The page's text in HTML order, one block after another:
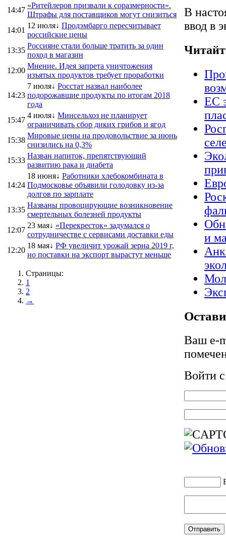
14:47
«Ритейлеров призвали к соразмерности».
Штрафы для поставщиков могут снизиться
14:01
12 июля↓ Продэмбарго пересчитывает
российские цены
13:35
Россияне стали больше тратить за один
поход в магазин
12:00
Мнение. Идея запрета уничтожения
изъятых продуктов требует проработки
14:23
7 июля↓ Росстат назвал наиболее
подорожавшие продукты по итогам 2018
года
15:47
4 июля↓ Минсельхоз не планирует
ограничивать сбор диких грибов и ягод
15:38
Мировые цены на продовольствие за июнь
снизились на 0,3%
15:33
Назван напиток, препятствующий
развитию рака и диабета
14:24
18 июня↓ Работники хлебокомбината в
Подмосковье объявили голодовку из-за
долгов по зарплате
13:35
Названы провоцирующие возникновение
смертельных болезней продукты
12:07
23 мая↓ «Перекресток» задумался о
сотрудничестве с сервисами доставки еды
12:20
18 мая↓ РФ увеличит урожай зерна 2019 г,
но поставки на экспорт вырастут меньше
Страницы:
1
2
→
В
ввод в
ЕС
и
Ваш e-
Войти